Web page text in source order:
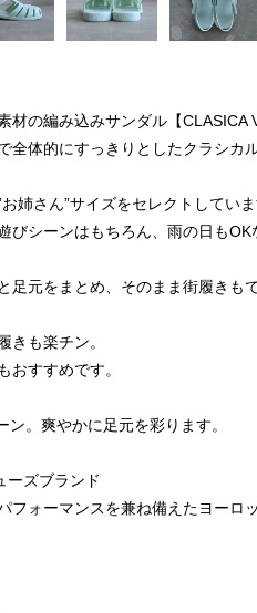
材の編み込みサンダル【CLASICA
全体的にすっきりとしたクラシカ
姉さん”サイズをセレクトしていま
びシーンはもちろん、雨の日もOK
足元をまとめ、そのまま街履きも
きも楽チン。
おすすめです。
。爽やかに足元を彩ります。
ーズブランド
フォーマンスを兼ね備えたヨーロ